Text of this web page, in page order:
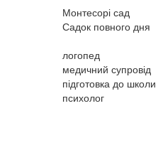
Монтесорі сад
Садок повного дня
логопед
медичний супровід
підготовка до школи
психолог